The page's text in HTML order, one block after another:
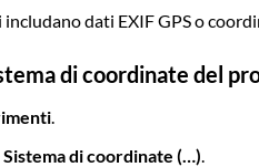
dati EXIF GPS o
di coordinate del
.
di coordinate (…).